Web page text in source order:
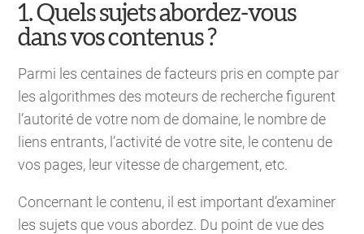
1. Quels sujets abordez-vous
dans vos contenus ?
Parmi les centaines de facteurs pris en compte par
les algorithmes des moteurs de recherche figurent
l’autorité de votre nom de domaine, le nombre de
liens entrants, l’activité de votre site, le contenu de
vos pages, leur vitesse de chargement, etc.
Concernant le contenu, il est important d’examiner
les sujets que vous abordez. Du point de vue des